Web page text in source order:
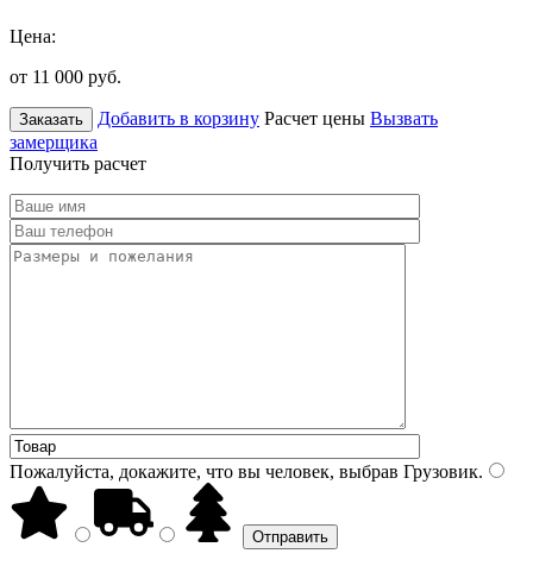
Цена:
от 11 000 руб.
Заказать Добавить в корзину Расчет цены Вызвать
замерщика
Получить расчет
Пожалуйста, докажите, что вы человек, выбрав Грузовик.